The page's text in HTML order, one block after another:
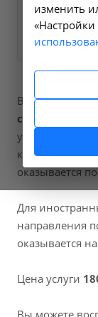
В наших
содержания
услуги (НМУ)
которых есть
оказывается
Для
направления
оказывается
Цена услуги
изменить